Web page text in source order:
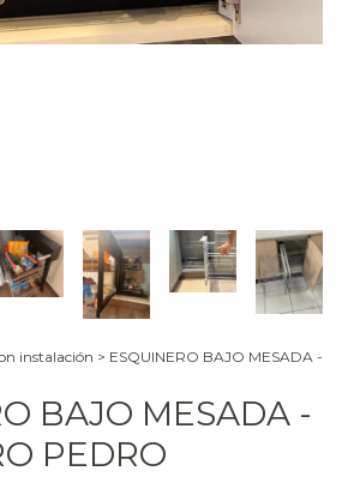
instalación > ESQUINERO BAJO MESADA -
BAJO MESADA -
PEDRO